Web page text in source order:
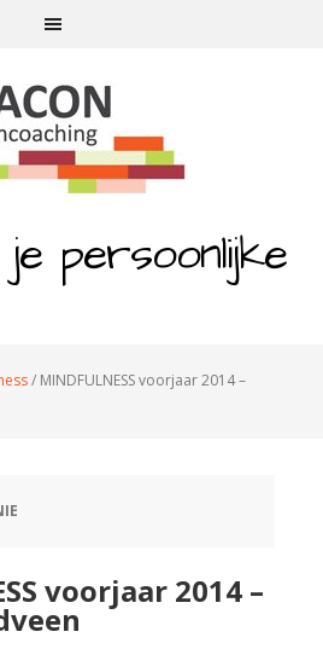
persoonlijke
/ MINDFULNESS voorjaar 2014 –
voorjaar 2014 –